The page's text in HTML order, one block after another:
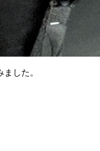
した。